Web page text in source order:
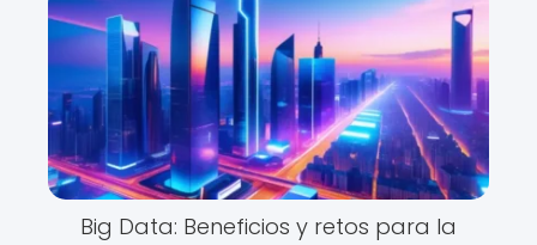
Big Data: Beneficios y retos para la